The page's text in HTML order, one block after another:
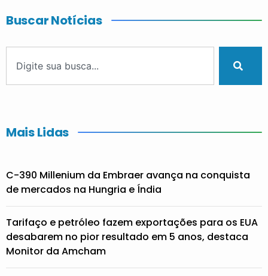
Buscar Notícias
Mais Lidas
C-390 Millenium da Embraer avança na conquista
de mercados na Hungria e Índia
Tarifaço e petróleo fazem exportações para os EUA
desabarem no pior resultado em 5 anos, destaca
Monitor da Amcham